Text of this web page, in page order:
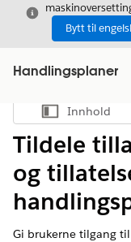
Avslutt
Bytt til
Handlingsplaner
Vis
Innhold
Tildele
og
Gi brukerne tilgang